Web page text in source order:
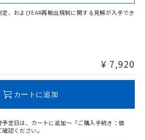
在する可能性があります。
、およびEAR再輸出規制に関する見解が入手でき
¥ 7,920
カートに追加
定日は、カートに追加～「ご購入手続き：価
認ください。